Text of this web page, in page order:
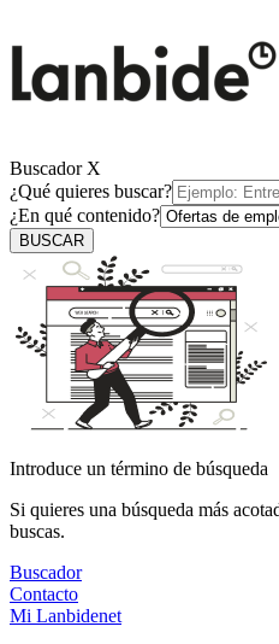
Buscador X
¿Qué quieres buscar?
¿En qué contenido?
BUSCAR
Introduce un término de búsqueda
Si quieres una búsqueda más
buscas.
Buscador
Contacto
Mi Lanbidenet